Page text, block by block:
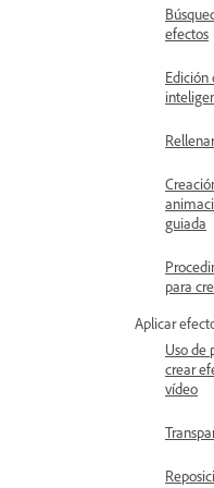
efectos
Edición
guiada
para
Aplicar
Uso de
crear
vídeo